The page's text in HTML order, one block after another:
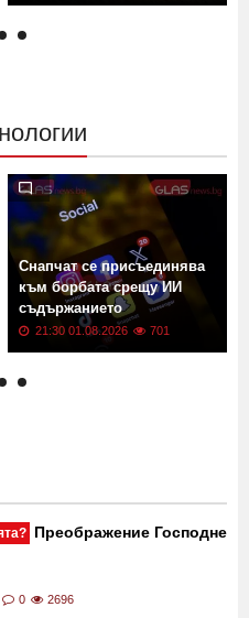
Снапчат се присъединява
към борбата срещу ИИ
съдържанието
21:30 01.08.2026 701
Преображение Господне
0 2696